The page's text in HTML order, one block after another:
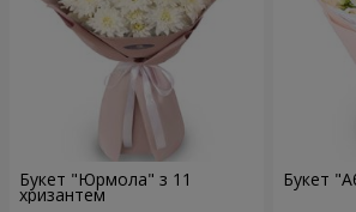
Букет "Юрмола" з 11
хризантем
Букет